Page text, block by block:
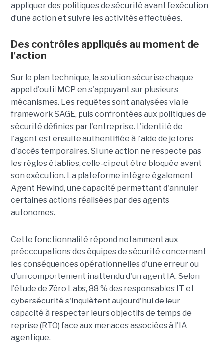
appliquer des politiques de sécurité avant l’exécution
d’une action et suivre les activités effectuées.
Des contrôles appliqués au moment de
l’action
Sur le plan technique, la solution sécurise chaque
appel d'outil MCP en s'appuyant sur plusieurs
mécanismes. Les requêtes sont analysées via le
framework SAGE, puis confrontées aux politiques de
sécurité définies par l'entreprise. L'identité de
l'agent est ensuite authentifiée à l'aide de jetons
d'accès temporaires. Si une action ne respecte pas
les règles établies, celle-ci peut être bloquée avant
son exécution. La plateforme intègre également
Agent Rewind, une capacité permettant d'annuler
certaines actions réalisées par des agents
autonomes.
Cette fonctionnalité répond notamment aux
préoccupations des équipes de sécurité concernant
les conséquences opérationnelles d'une erreur ou
d'un comportement inattendu d'un agent IA. Selon
l'étude de Zéro Labs, 88 % des responsables IT et
cybersécurité s'inquiètent aujourd'hui de leur
capacité à respecter leurs objectifs de temps de
reprise (RTO) face aux menaces associées à l'IA
agentique.